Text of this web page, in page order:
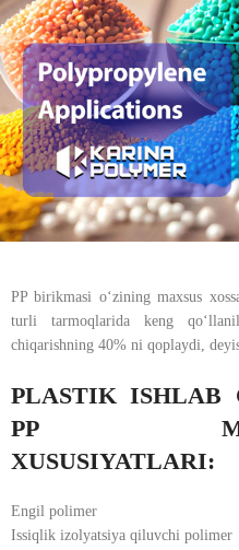
PP birikmasi oʻzining maxsus
turli tarmoqlarida keng
chiqarishning 40% ni qoplaydi,
PLASTIK ISHLAB
PP
XUSUSIYATLARI:
Engil polimer
Issiqlik izolyatsiya qiluvchi polimer